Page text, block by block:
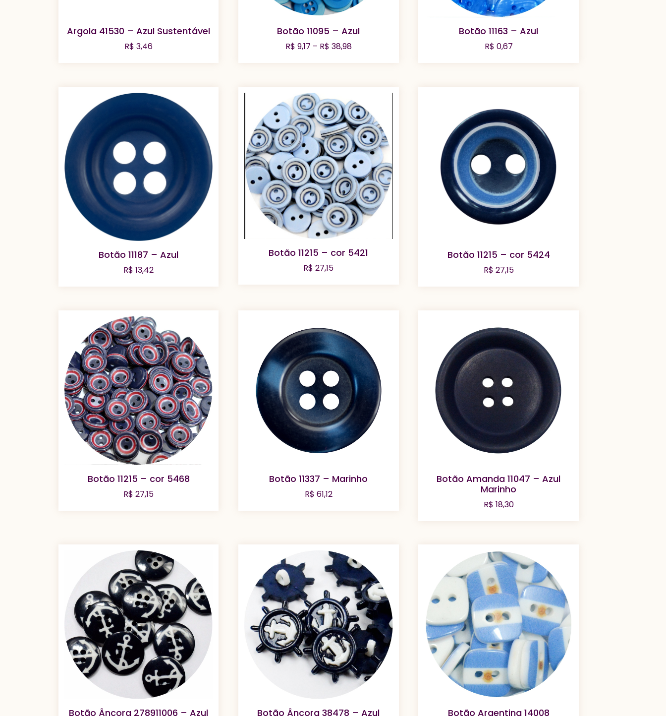
Argola 41530 – Azul Sustentável
R$ 3,46
Botão 11095 – Azul
R$ 9,17 – R$ 38,98Faixa
R$ 38,98
Botão 11163 – Azul
R$ 0,67
Botão 11187 – Azul
R$ 13,42
Botão 11215 – cor 5421
R$ 27,15
Botão 11215 – cor 5424
R$ 27,15
Botão 11215 – cor 5468
R$ 27,15
Botão 11337 – Marinho
R$ 61,12
Botão Amanda 11047 – Azul
Marinho
R$ 18,30
Botão Âncora 278911006 – Azul
Botão Âncora 38478 – Azul
Botão Argentina 14008